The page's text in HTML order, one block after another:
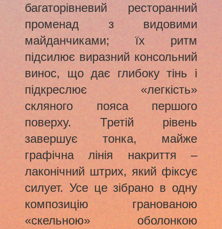
багаторівневий ресторанний
променад з видовими
майданчиками; їх ритм
підсилює виразний консольний
винос, що дає глибоку тінь і
підкреслює «легкість»
скляного пояса першого
поверху. Третій рівень
завершує тонка, майже
графічна лінія накриття –
лаконічний штрих, який фіксує
силует. Усе це зібрано в одну
композицію гранованою
«скельною» оболонкою